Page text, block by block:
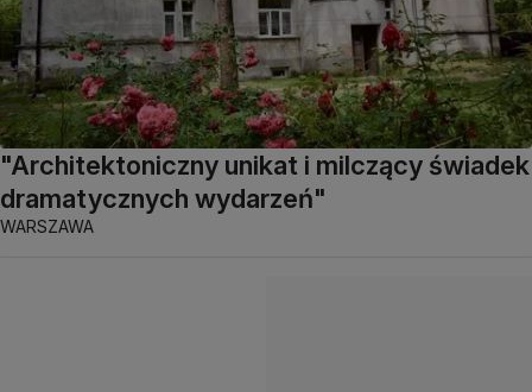
"Architektoniczny unikat i milczący świadek
dramatycznych wydarzeń"
WARSZAWA